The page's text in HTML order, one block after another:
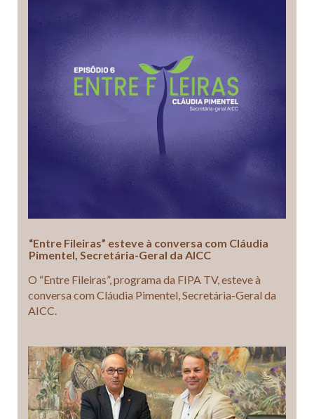
“Entre Fileiras” esteve à conversa com Cláudia
Pimentel, Secretária-Geral da AICC
O “Entre Fileiras”, programa da FIPA TV, esteve à
conversa com Cláudia Pimentel, Secretária-Geral da
AICC.